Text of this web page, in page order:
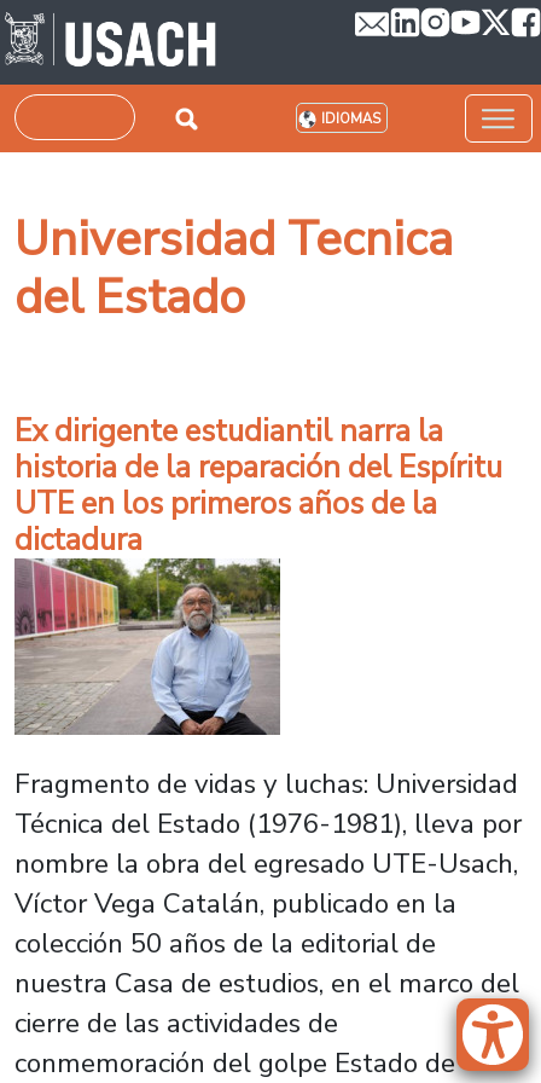
Pasar al contenido principal
Buscar IDIOMAS
Universidad Tecnica
del Estado
Ex dirigente estudiantil narra la
historia de la reparación del Espíritu
UTE en los primeros años de la
dictadura
Fragmento de vidas y luchas: Universidad
Técnica del Estado (1976-1981), lleva por
nombre la obra del egresado UTE-Usach,
Víctor Vega Catalán, publicado en la
colección 50 años de la editorial de
nuestra Casa de estudios, en el marco del
cierre de las actividades de
conmemoración del golpe Estado de